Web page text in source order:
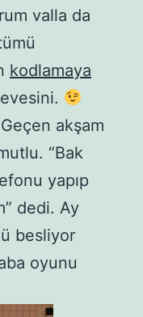
valla da
kodlamaya
akşam
“Bak
yapıp
dedi. Ay
besliyor
oyunu